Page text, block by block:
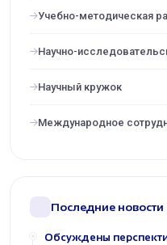
Учебно-методическая
Научно-
Научный кружок
Международное
Последние новости
Обсуждены